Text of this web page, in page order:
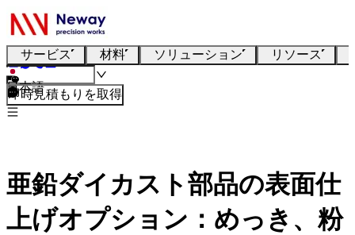
サービス 材料 ソリューション リソース
日本語
即時見積もりを取得
亜鉛ダイカスト部品の表面仕
上げオプション：めっき、粉